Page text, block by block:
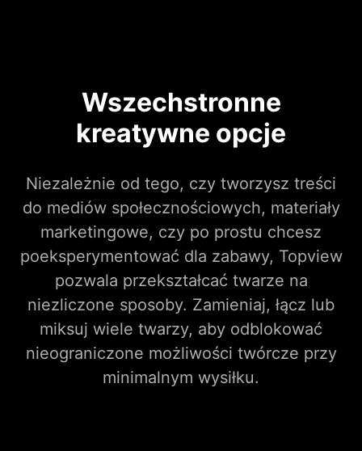
Wszechstronne
kreatywne opcje
Niezależnie od tego, czy tworzysz treści
do mediów społecznościowych, materiały
marketingowe, czy po prostu chcesz
poeksperymentować dla zabawy, Topview
pozwala przekształcać twarze na
niezliczone sposoby. Zamieniaj, łącz lub
miksuj wiele twarzy, aby odblokować
nieograniczone możliwości twórcze przy
minimalnym wysiłku.